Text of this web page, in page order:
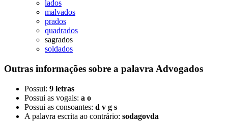
lados
malvados
prados
quadrados
sagrados
soldados
Outras informações sobre a palavra Advogados
Possui: 9 letras
Possui as vogais: a o
Possui as consoantes: d v g s
A palavra escrita ao contrário: sodagovda